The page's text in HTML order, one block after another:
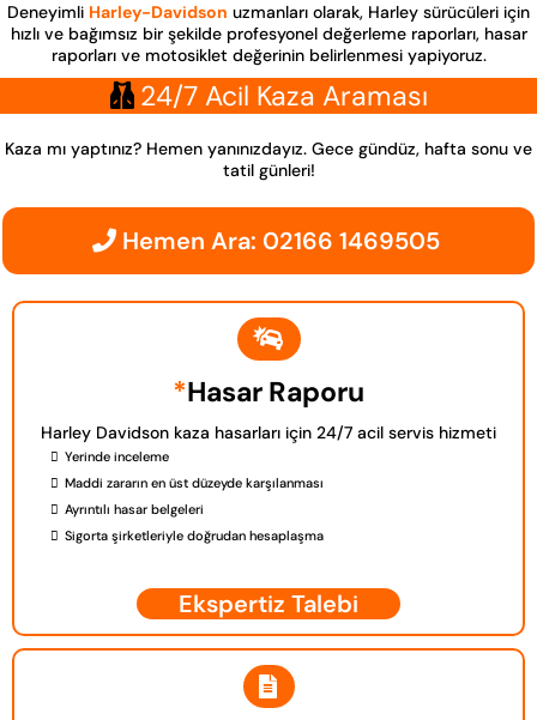
Deneyimli Harley-Davidson uzmanları olarak, Harley sürücüleri için
hızlı ve bağımsız bir şekilde profesyonel değerleme raporları, hasar
raporları ve motosiklet değerinin belirlenmesi yapiyoruz.
24/7 Acil Kaza Araması
Kaza mı yaptınız? Hemen yanınızdayız. Gece gündüz, hafta sonu ve
tatil günleri!
Hemen Ara: 02166 1469505
*Hasar Raporu
Harley Davidson kaza hasarları için 24/7 acil servis hizmeti
Yerinde inceleme
Maddi zararın en üst düzeyde karşılanması
Ayrıntılı hasar belgeleri
Sigorta şirketleriyle doğrudan hesaplaşma
Ekspertiz Talebi